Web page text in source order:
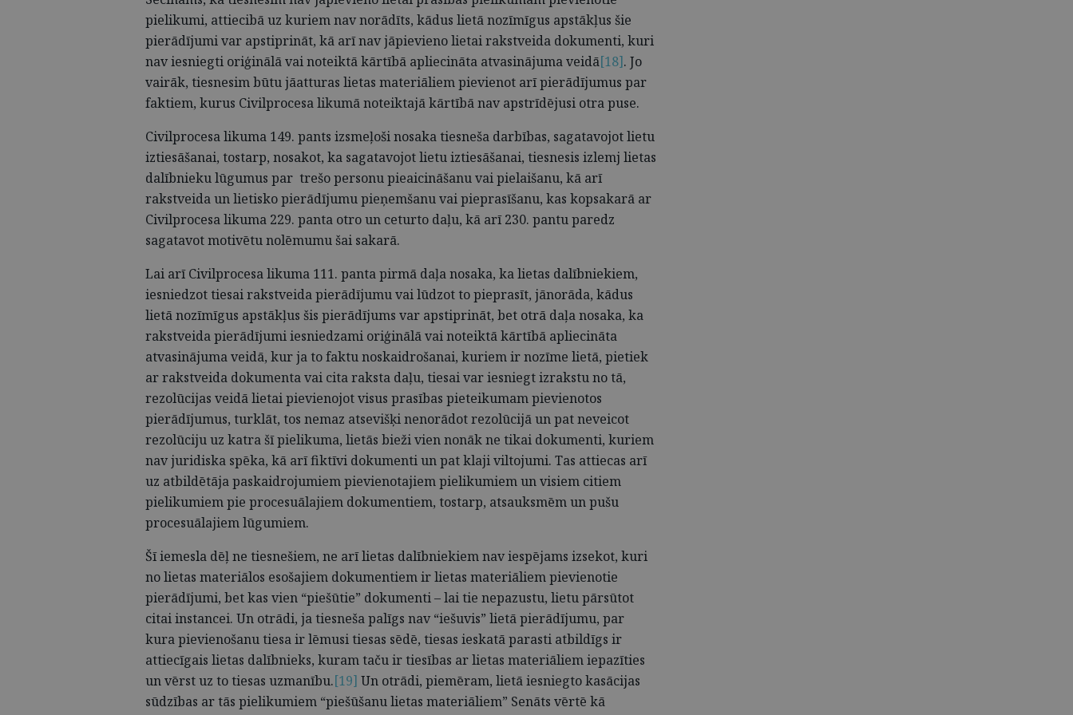
pielikumi, attiecibā uz kuriem nav norādīts, kādus lietā nozīmīgus apstākļus šie
pierādījumi var apstiprināt, kā arī nav jāpievieno lietai rakstveida dokumenti, kuri
nav iesniegti oriģinālā vai noteiktā kārtībā apliecināta atvasinājuma veidā[18]. Jo
vairāk, tiesnesim būtu jāatturas lietas materiāliem pievienot arī pierādījumus par
faktiem, kurus Civilprocesa likumā noteiktajā kārtībā nav apstrīdējusi otra puse.
Civilprocesa likuma 149. pants izsmeļoši nosaka tiesneša darbības, sagatavojot lietu
iztiesāšanai, tostarp, nosakot, ka sagatavojot lietu iztiesāšanai, tiesnesis izlemj lietas
dalībnieku lūgumus par trešo personu pieaicināšanu vai pielaišanu, kā arī
rakstveida un lietisko pierādījumu pieņemšanu vai pieprasīšanu, kas kopsakarā ar
Civilprocesa likuma 229. panta otro un ceturto daļu, kā arī 230. pantu paredz
sagatavot motivētu nolēmumu šai sakarā.
Lai arī Civilprocesa likuma 111. panta pirmā daļa nosaka, ka lietas dalībniekiem,
iesniedzot tiesai rakstveida pierādījumu vai lūdzot to pieprasīt, jānorāda, kādus
lietā nozīmīgus apstākļus šis pierādījums var apstiprināt, bet otrā daļa nosaka, ka
rakstveida pierādījumi iesniedzami oriģinālā vai noteiktā kārtībā apliecināta
atvasinājuma veidā, kur ja to faktu noskaidrošanai, kuriem ir nozīme lietā, pietiek
ar rakstveida dokumenta vai cita raksta daļu, tiesai var iesniegt izrakstu no tā,
rezolūcijas veidā lietai pievienojot visus prasības pieteikumam pievienotos
pierādījumus, turklāt, tos nemaz atsevišķi nenorādot rezolūcijā un pat neveicot
rezolūciju uz katra šī pielikuma, lietās bieži vien nonāk ne tikai dokumenti, kuriem
nav juridiska spēka, kā arī fiktīvi dokumenti un pat klaji viltojumi. Tas attiecas arī
uz atbildētāja paskaidrojumiem pievienotajiem pielikumiem un visiem citiem
pielikumiem pie procesuālajiem dokumentiem, tostarp, atsauksmēm un pušu
procesuālajiem lūgumiem.
Šī iemesla dēļ ne tiesnešiem, ne arī lietas dalībniekiem nav iespējams izsekot, kuri
no lietas materiālos esošajiem dokumentiem ir lietas materiāliem pievienotie
pierādījumi, bet kas vien “piešūtie” dokumenti – lai tie nepazustu, lietu pārsūtot
citai instancei. Un otrādi, ja tiesneša palīgs nav “iešuvis” lietā pierādījumu, par
kura pievienošanu tiesa ir lēmusi tiesas sēdē, tiesas ieskatā parasti atbildīgs ir
attiecīgais lietas dalībnieks, kuram taču ir tiesības ar lietas materiāliem iepazīties
un vērst uz to tiesas uzmanību.[19] Un otrādi, piemēram, lietā iesniegto kasācijas
sūdzības ar tās pielikumiem “piešūšanu lietas materiāliem” Senāts vērtē kā